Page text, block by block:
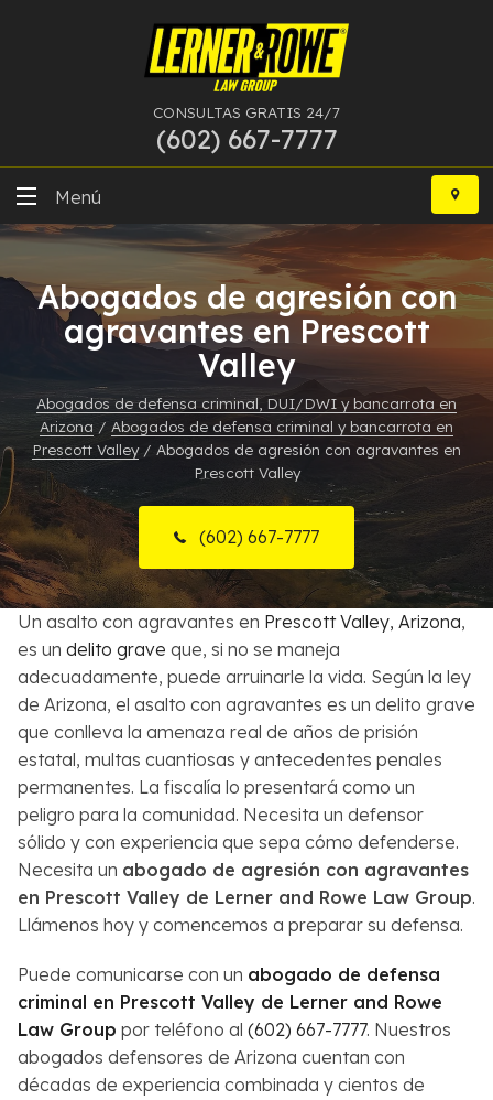
CONSULTAS GRATIS 24/7
(602) 667-7777
Ir
contenido
Menú
Delitos Graves
Más Especialidades
Recursos
Sobre Nosotros
Contactos
English
Buscar
Abogados de agresión con
agravantes en Prescott
Valley
Abogados de defensa criminal, DUI/DWI y bancarrota en
Arizona / Abogados de defensa criminal y bancarrota en
Prescott Valley/ Abogados de agresión con agravantes en
Prescott Valley
(602) 667-7777
Un asalto con agravantes en Prescott Valley, Arizona,
es un delito grave que, si no se maneja
adecuadamente, puede arruinarle la vida. Según la ley
de Arizona, el asalto con agravantes es un delito grave
que conlleva la amenaza real de años de prisión
estatal, multas cuantiosas y antecedentes penales
permanentes. La fiscalía lo presentará como un
peligro para la comunidad. Necesita un defensor
sólido y con experiencia que sepa cómo defenderse.
Necesita un abogado de agresión con agravantes
en Prescott Valley de Lerner and Rowe Law Group.
Llámenos hoy y comencemos a preparar su defensa.
Puede comunicarse con un abogado de defensa
criminal en Prescott Valley de Lerner and Rowe
Law Group por teléfono al (602) 667-7777. Nuestros
abogados defensores de Arizona cuentan con
décadas de experiencia combinada y cientos de